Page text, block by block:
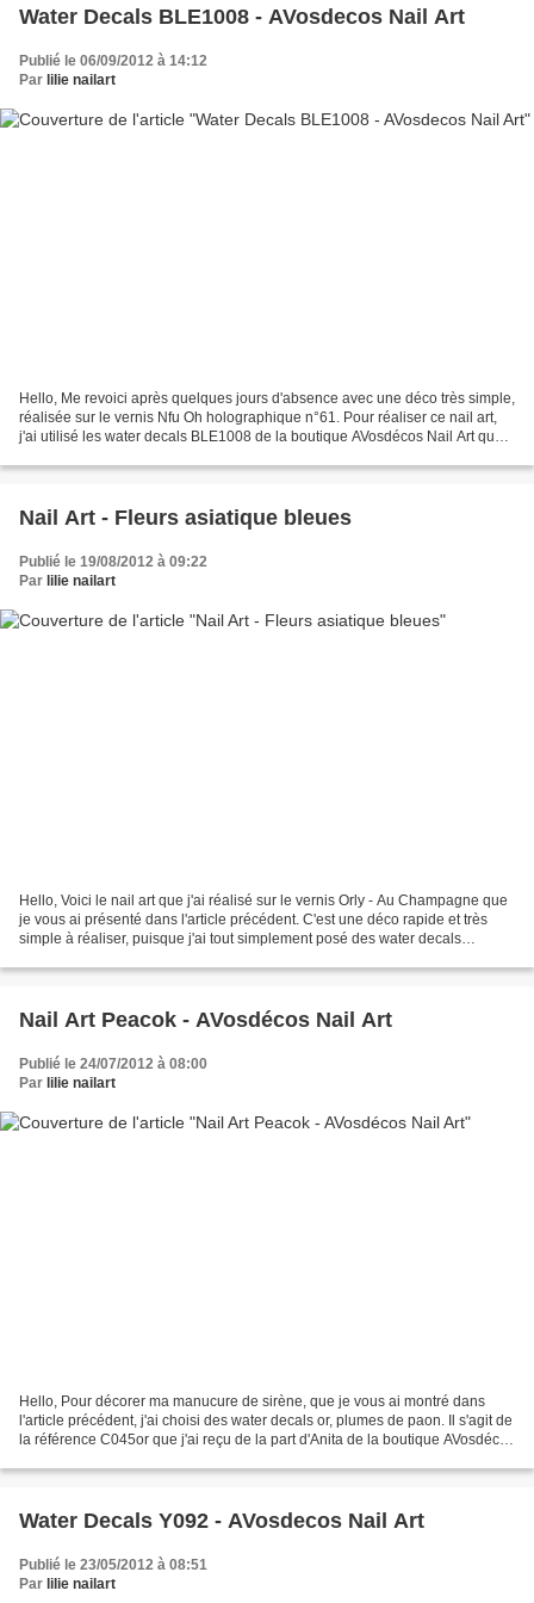
Water Decals BLE1008 - AVosdecos Nail Art
Publié le 06/09/2012 à 14:12
Par lilie nailart
Hello, Me revoici après quelques jours d'absence avec une déco très simple,
réalisée sur le vernis Nfu Oh holographique n°61. Pour réaliser ce nail art,
j'ai utilisé les water decals BLE1008 de la boutique AVosdécos Nail Art que
Nail Art - Fleurs asiatique bleues
Publié le 19/08/2012 à 09:22
Par lilie nailart
Hello, Voici le nail art que j'ai réalisé sur le vernis Orly - Au Champagne que
je vous ai présenté dans l'article précédent. C'est une déco rapide et très
simple à réaliser, puisque j'ai tout simplement posé des water decals
Nail Art Peacok - AVosdécos Nail Art
Publié le 24/07/2012 à 08:00
Par lilie nailart
Hello, Pour décorer ma manucure de sirène, que je vous ai montré dans
l'article précédent, j'ai choisi des water decals or, plumes de paon. Il s'agit de
la référence C045or que j'ai reçu de la part d'Anita de la boutique AVosdécos
Water Decals Y092 - AVosdecos Nail Art
Publié le 23/05/2012 à 08:51
Par lilie nailart